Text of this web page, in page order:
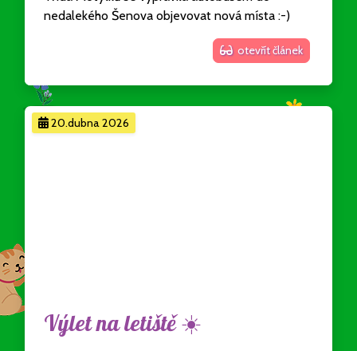
nedalekého Šenova objevovat nová místa :-)
otevřít článek
20.dubna 2026
Výlet na letiště ☀️